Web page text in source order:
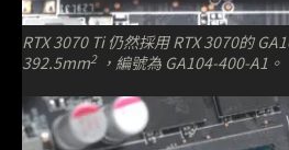
RTX 3070 Ti 仍然採用 RTX 3070的
392.5mm2，編號為 GA104-400-A1。